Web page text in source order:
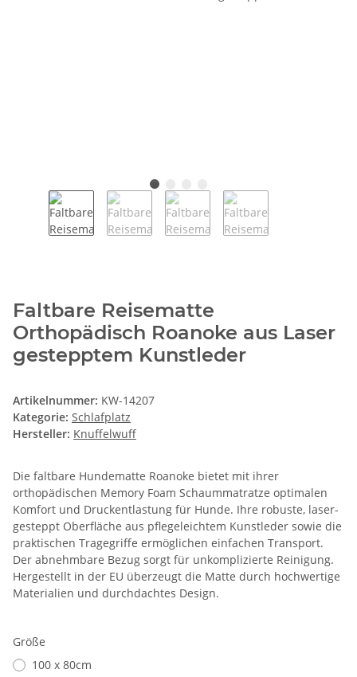
Faltbare Reisematte
Orthopädisch Roanoke aus Laser
gestepptem Kunstleder
Artikelnummer: KW-14207
Kategorie: Schlafplatz
Hersteller: Knuffelwuff
Die faltbare Hundematte Roanoke bietet mit ihrer
orthopädischen Memory Foam Schaummatratze optimalen
Komfort und Druckentlastung für Hunde. Ihre robuste, laser-
gesteppt Oberfläche aus pflegeleichtem Kunstleder sowie die
praktischen Tragegriffe ermöglichen einfachen Transport.
Der abnehmbare Bezug sorgt für unkomplizierte Reinigung.
Hergestellt in der EU überzeugt die Matte durch hochwertige
Materialien und durchdachtes Design.
Größe
100 x 80cm